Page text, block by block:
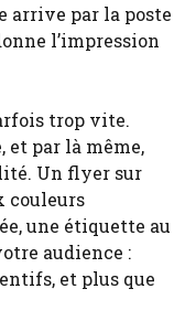
arrive par la poste
l’impression
trop vite.
par là même,
Un flyer sur
couleurs
une étiquette au
audience :
et plus que